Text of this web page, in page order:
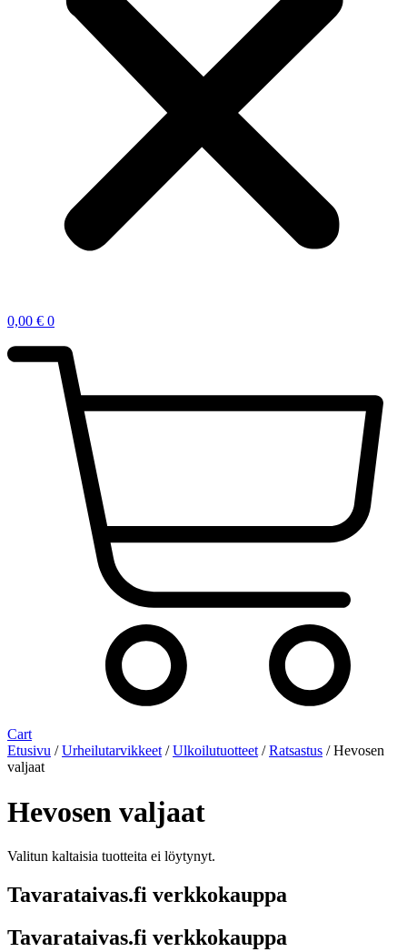
0,00 € 0
Cart
Etusivu /Urheilutarvikkeet /Ulkoilutuotteet /Ratsastus / Hevosen
valjaat
Hevosen valjaat
Valitun kaltaisia tuotteita ei löytynyt.
Tavarataivas.fi verkkokauppa
Tavarataivas.fi verkkokauppa